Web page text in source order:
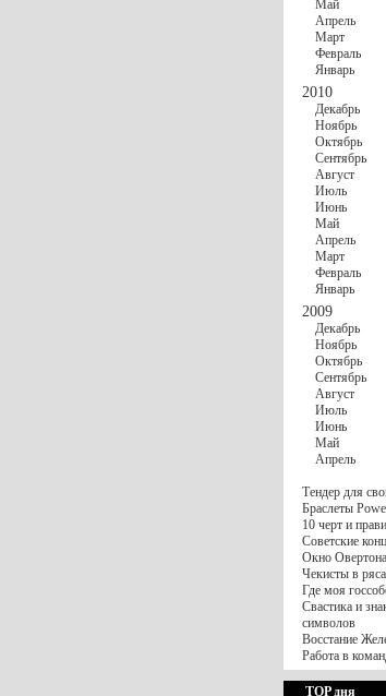
Май
Апрель
Март
Февраль
Январь
2010
Декабрь
Ноябрь
Октябрь
Сентябрь
Август
Июль
Июнь
Май
Апрель
Март
Февраль
Январь
2009
Декабрь
Ноябрь
Октябрь
Сентябрь
Август
Июль
Июнь
Май
Апрель
Тендер для
Браслеты
10 черт и
Советские
Окно
Чекисты в
Где моя
Свастика и
символов
Восстание
Работа в
TOP дня